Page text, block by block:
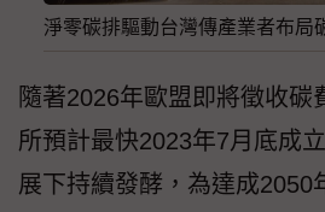
淨零碳排驅動台灣傳產業者布局
隨著2026年歐盟即將徵收碳
所預計最快2023年7月底成
展下持續發酵，為達成2050